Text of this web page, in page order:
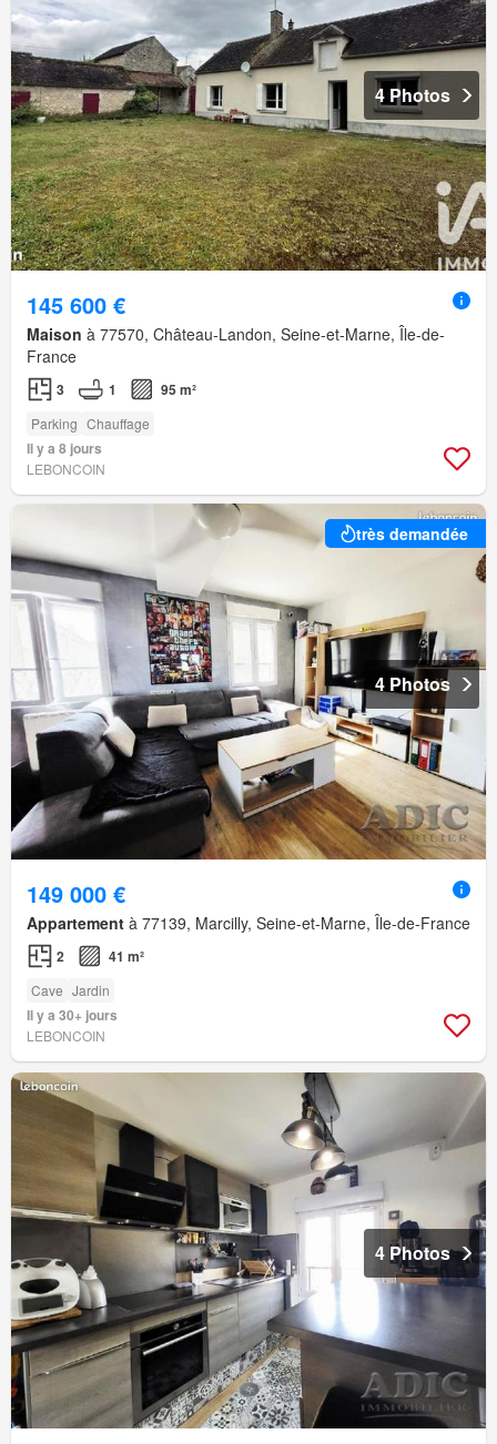
4 Photos
145 600 €
Maison à 77570, Château-Landon, Seine-et-Marne, Île-de-
France
3 1 95 m²
Parking Chauffage
Il y a 8 jours
LEBONCOIN
très demandée
4 Photos
149 000 €
Appartement à 77139, Marcilly, Seine-et-Marne, Île-de-France
2 41 m²
Cave Jardin
Il y a 30+ jours
LEBONCOIN
4 Photos